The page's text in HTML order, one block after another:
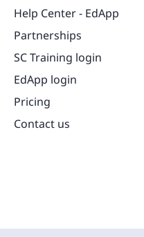
Help Center - EdApp
Partnerships
SC Training login
EdApp login
Pricing
Contact us